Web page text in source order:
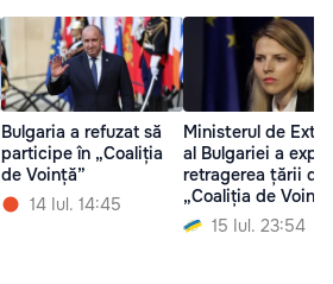
Bulgaria a refuzat să
participe în „Coaliția
de Voință”
14 Iul. 14:45
Ministerul de
al Bulgariei a
retragerea țării din
„Coaliția de
15 Iul. 23:54